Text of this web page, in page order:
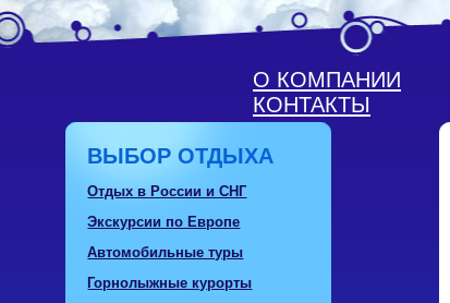
О КОМПАНИИ
КОНТАКТЫ
ВЫБОР ОТДЫХА
Отдых в России и СНГ
Экскурсии по Европе
Автомобильные туры
Горнолыжные курорты